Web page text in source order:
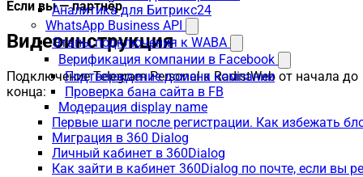
Аналитика для Битрикс24
WhatsApp Business API
Этапы подключения к WABA
Верификация компании в Facebook
Подтверждение домена компании
Проверка бана сайта в FB
Модерация display name
Первые шаги после регистрации. Как избежать
Миграция в 360 Dialog
Личный кабинет в 360Dialog
Как зайти в кабинет 360Dialog по почте, если вы
Если вы — партнёр
Видеоинструкция
Подключение Telegram Personal к RadistWeb от начала до
конца: